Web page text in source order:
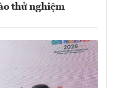
thử nghiệm